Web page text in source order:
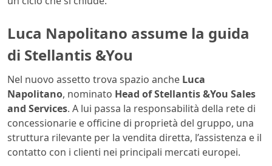
Luca Napolitano assume la guida
di Stellantis &You
Nel nuovo assetto trova spazio anche Luca
Napolitano, nominato Head of Stellantis &You Sales
and Services. A lui passa la responsabilità della rete di
concessionarie e officine di proprietà del gruppo, una
struttura rilevante per la vendita diretta, l’assistenza e il
contatto con i clienti nei principali mercati europei.